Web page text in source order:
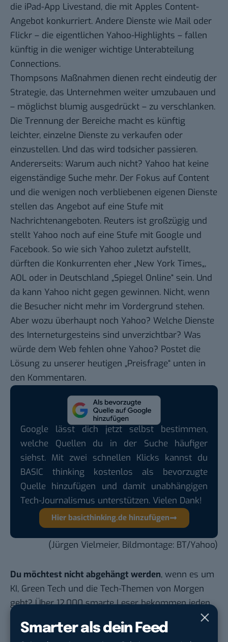
Smarter als dein Feed
die iPad-App Livestand, die mit Apples Content-
Angebot konkurriert. Andere Dienste wie Mail oder
Flickr – die eigentlichen Yahoo-Highlights – fallen
künftig in die weniger wichtige Unterabteilung
Connections.
Thompsons Maßnahmen dienen recht eindeutig der
Strategie, das Unternehmen weiter umzubauen und
– möglichst blumig ausgedrückt – zu verschlanken.
Die Trennung der Bereiche macht es künftig
leichter, einzelne Dienste zu verkaufen oder
einzustellen. Und das wird todsicher passieren.
Andererseits: Warum auch nicht? Yahoo hat keine
eigenständige Suche mehr. Der Fokus auf Content
und die wenigen noch verbliebenen eigenen Dienste
stellen das Angebot auf eine Stufe mit
Nachrichtenangeboten. Reuters ist großzügig und
stellt Yahoo noch auf eine Stufe mit Google und
Facebook. So wie sich Yahoo zuletzt aufstellt,
dürften die Konkurrenten eher „New York Times„,
AOL oder in Deutschland „Spiegel Online“ sein. Und
da kann Yahoo nicht gegen gewinnen. Nicht, wenn
die Besucher nicht mehr im Vordergrund stehen.
Aber wozu überhaupt noch Yahoo? Welche Dienste
des Interneturgesteins sind unverzichtbar? Was
würde dem Web fehlen ohne Yahoo? Postet die
Lösung zu unserer heutigen „Preisfrage“ unten in
den Kommentaren.
Google lässt dich jetzt selbst bestimmen,
welche Quellen du in der Suche häufiger
siehst. Mit zwei schnellen Klicks kannst du
BASIC thinking kostenlos als bevorzugte
Quelle hinzufügen und damit unabhängigen
Tech-Journalismus unterstützen. Vielen Dank!
Hier basicthinking.de hinzufügen
(Jürgen Vielmeier, Bildmontage: BT/Yahoo)
Du möchtest nicht abgehängt werden, wenn es um
KI, Green Tech und die Tech-Themen von Morgen
geht? Über 12.000 smarte Leser bekommen jeden
wichtigsten News des Tages – und sichern sich